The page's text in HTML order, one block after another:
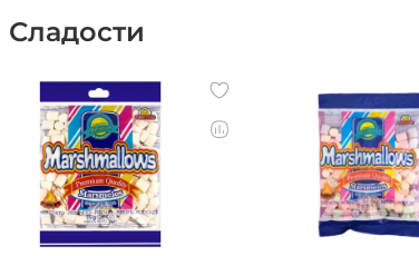
Сладости